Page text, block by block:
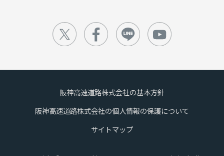
阪神高速道路株式会社の基本方針
阪神高速道路株式会社の個人情報の保護について
サイトマップ